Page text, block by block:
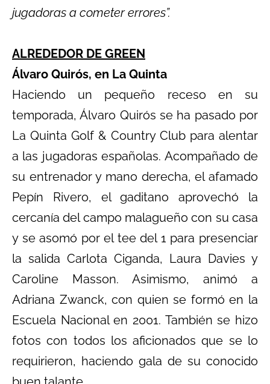
jugadoras a cometer errores”.
ALREDEDOR DE GREEN
Álvaro Quirós, en La Quinta
Haciendo un pequeño receso en su
temporada, Álvaro Quirós se ha pasado por
La Quinta Golf & Country Club para alentar
a las jugadoras españolas. Acompañado de
su entrenador y mano derecha, el afamado
Pepín Rivero, el gaditano aprovechó la
cercanía del campo malagueño con su casa
y se asomó por el tee del 1 para presenciar
la salida Carlota Ciganda, Laura Davies y
Caroline Masson. Asimismo, animó a
Adriana Zwanck, con quien se formó en la
Escuela Nacional en 2001. También se hizo
fotos con todos los aficionados que se lo
requirieron, haciendo gala de su conocido